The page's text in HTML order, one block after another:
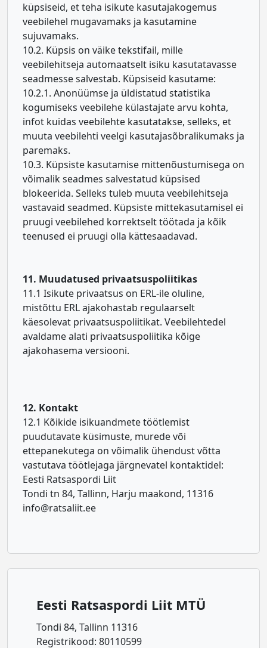
küpsiseid, et teha isikute kasutajakogemus
veebilehel mugavamaks ja kasutamine
sujuvamaks.
10.2. Küpsis on väike tekstifail, mille
veebilehitseja automaatselt isiku kasutatavasse
seadmesse salvestab. Küpsiseid kasutame:
10.2.1. Anonüümse ja üldistatud statistika
kogumiseks veebilehe külastajate arvu kohta,
infot kuidas veebilehte kasutatakse, selleks, et
muuta veebilehti veelgi kasutajasõbralikumaks ja
paremaks.
10.3. Küpsiste kasutamise mittenõustumisega on
võimalik seadmes salvestatud küpsised
blokeerida. Selleks tuleb muuta veebilehitseja
vastavaid seadmed. Küpsiste mittekasutamisel ei
pruugi veebilehed korrektselt töötada ja kõik
teenused ei pruugi olla kättesaadavad.
11. Muudatused privaatsuspoliitikas
11.1 Isikute privaatsus on ERL-ile oluline,
mistõttu ERL ajakohastab regulaarselt
käesolevat privaatsuspoliitikat. Veebilehtedel
avaldame alati privaatsuspoliitika kõige
ajakohasema versiooni.
12. Kontakt
12.1 Kõikide isikuandmete töötlemist
puudutavate küsimuste, murede või
ettepanekutega on võimalik ühendust võtta
vastutava töötlejaga järgnevatel kontaktidel:
Eesti Ratsaspordi Liit
Tondi tn 84, Tallinn, Harju maakond, 11316
info@ratsaliit.ee
Eesti Ratsaspordi Liit MTÜ
Tondi 84, Tallinn 11316
Registrikood: 80110599